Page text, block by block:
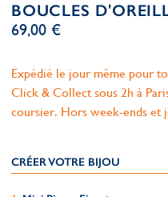
BOUCLES
69,00 €
Expédié le jour même pour
Click & Collect sous 2h à
coursier. Hors week-ends et
CRÉER VOTRE BIJOU